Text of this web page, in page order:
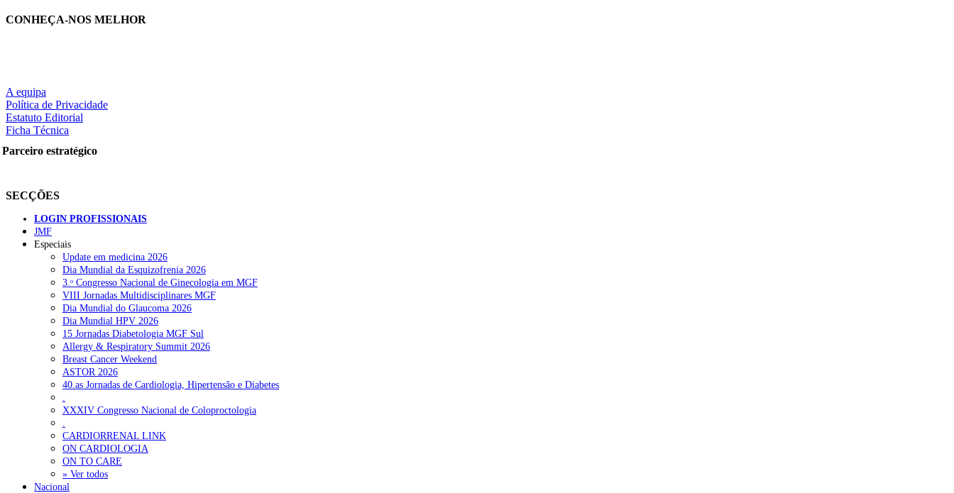
dúvida. Vivemos uma verdadeira revolução no tratamento do cancro da mama, com terapias mais eficazes, menos tóxicas e mais personalizadas. O diagnóstico precoce e os avanços científicos permitem hoje
vida longa e com qualidade, mesmo após a doença metastática. Para os homens e os idosos, é crucial combater o estigma e o medo. A mensagem deve ser clara: o cancro da mama tem tratamento e, em muitos
pode ser curado ou controlado por muitos anos, independentemente do género e da idade ao diagnóstico.
João Garcia
nas redes sociais:
RECENTES
Quase 11.900 jovens recorreram aos cheques psicólogo e nutricionista no primeiro mês
ULS de Coimbra estreia cirurgia endoscópica do ouvido com apoio robótico em Portugal
Enfermeiros exigem esclarecimentos sobre eventual gestão privada da ULS do Algarve
Ordem dos Médicos alerta para riscos no novo sistema de acesso a consultas e cirurgias
Portugal está a formar os médicos de que precisa?
MAIS LIDAS
CONHEÇA-NOS MELHOR
A equipa
Política de Privacidade
Estatuto Editorial
Ficha Técnica
Parceiro estratégico
SECÇÕES
LOGIN PROFISSIONAIS
JMF
Especiais
Update em medicina 2026
Dia Mundial da Esquizofrenia 2026
3.ᵒ Congresso Nacional de Ginecologia em MGF
VIII Jornadas Multidisciplinares MGF
Dia Mundial do Glaucoma 2026
Dia Mundial HPV 2026
15 Jornadas Diabetologia MGF Sul
Allergy & Respiratory Summit 2026
Breast Cancer Weekend
ASTOR 2026
40.as Jornadas de Cardiologia, Hipertensão e Diabetes
.
XXXIV Congresso Nacional de Coloproctologia
.
CARDIORRENAL LINK
ON CARDIOLOGIA
ON TO CARE
» Ver todos
Nacional